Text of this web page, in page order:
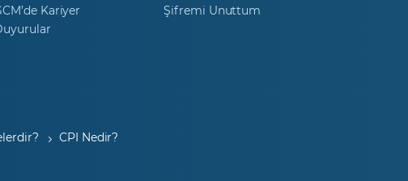
Kariyer
Şifremi Unuttum
CPI Nedir?